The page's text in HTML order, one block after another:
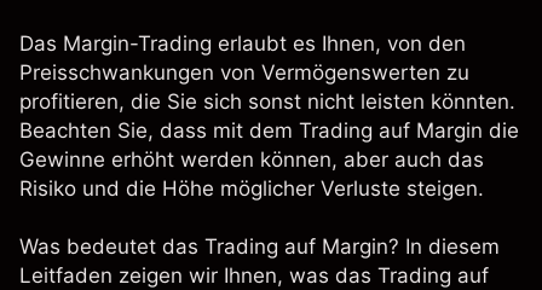
Das Margin-Trading erlaubt es Ihnen, von den
Preisschwankungen von Vermögenswerten zu
profitieren, die Sie sich sonst nicht leisten könnten.
Beachten Sie, dass mit dem Trading auf Margin die
Gewinne erhöht werden können, aber auch das
Risiko und die Höhe möglicher Verluste steigen.
Was bedeutet das Trading auf Margin? In diesem
Leitfaden zeigen wir Ihnen, was das Trading auf